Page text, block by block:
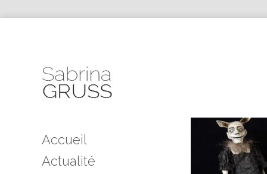
Accueil
Actualité